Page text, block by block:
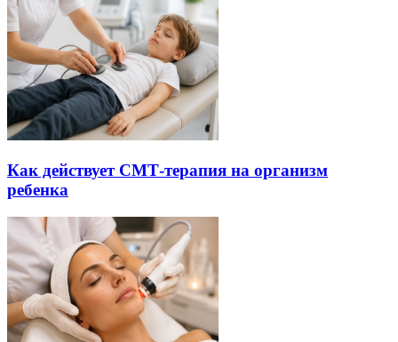
Как действует СМТ-терапия на организм
ребенка